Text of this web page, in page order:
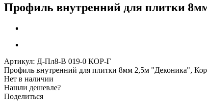
Профиль внутренний для плитки
Артикул: Д-Пл8-В 019-0 КОР-Г
Профиль внутренний для плитки 8мм 2,5м "Деконика",
Нет в наличии
Нашли дешевле?
Поделиться